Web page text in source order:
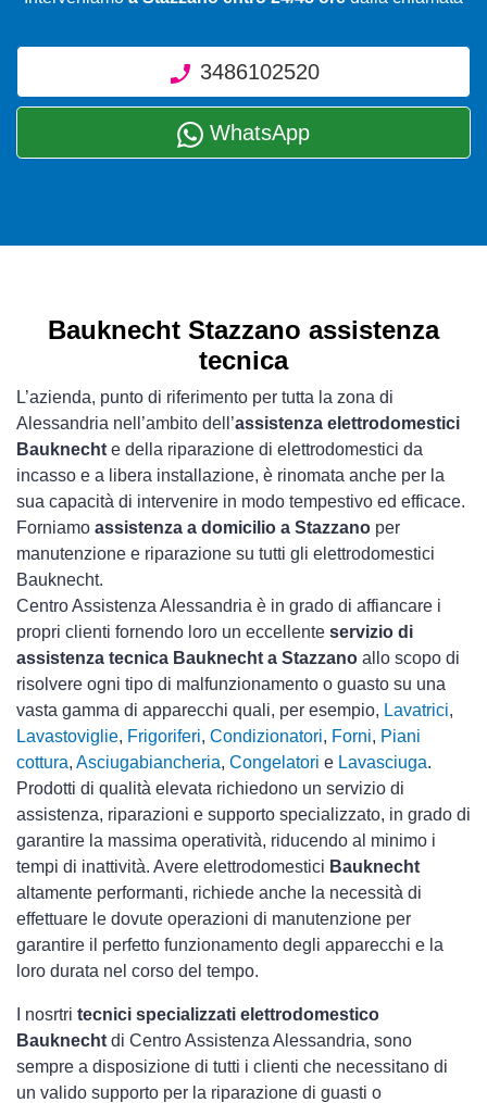
3486102520
WhatsApp
Bauknecht Stazzano assistenza
tecnica
L’azienda, punto di riferimento per tutta la zona di
Alessandria nell’ambito dell’assistenza elettrodomestici
Bauknecht e della riparazione di elettrodomestici da
incasso e a libera installazione, è rinomata anche per la
sua capacità di intervenire in modo tempestivo ed efficace.
Forniamo assistenza a domicilio a Stazzano per
manutenzione e riparazione su tutti gli elettrodomestici
Bauknecht.
Centro Assistenza Alessandria è in grado di affiancare i
propri clienti fornendo loro un eccellente servizio di
assistenza tecnica Bauknecht a Stazzano allo scopo di
risolvere ogni tipo di malfunzionamento o guasto su una
vasta gamma di apparecchi quali, per esempio, Lavatrici,
Lavastoviglie, Frigoriferi, Condizionatori, Forni, Piani
cottura, Asciugabiancheria, Congelatori e Lavasciuga.
Prodotti di qualità elevata richiedono un servizio di
assistenza, riparazioni e supporto specializzato, in grado di
garantire la massima operatività, riducendo al minimo i
tempi di inattività. Avere elettrodomestici Bauknecht
altamente performanti, richiede anche la necessità di
effettuare le dovute operazioni di manutenzione per
garantire il perfetto funzionamento degli apparecchi e la
loro durata nel corso del tempo.
I nosrtri tecnici specializzati elettrodomestico
Bauknecht di Centro Assistenza Alessandria, sono
sempre a disposizione di tutti i clienti che necessitano di
un valido supporto per la riparazione di guasti o